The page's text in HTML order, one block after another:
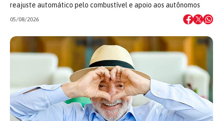
reajuste automático pelo combustível e apoio aos autônomos
05/08/2026